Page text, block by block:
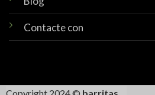
Contacte con